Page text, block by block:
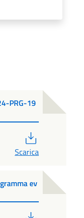
PRG-19
Scarica
ev